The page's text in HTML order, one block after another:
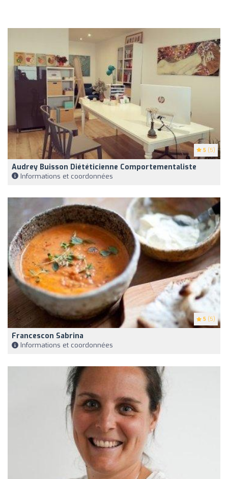
5 (5)
Audrey Buisson Diététicienne Comportementaliste
Informations et coordonnées
5 (5)
Francescon Sabrina
Informations et coordonnées